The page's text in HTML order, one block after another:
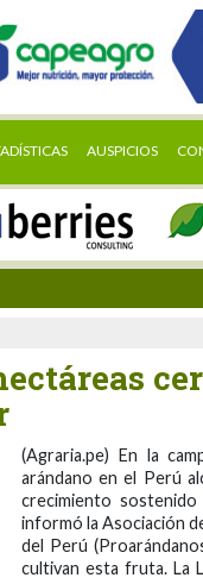
AUSPICIOS
(Agraria.pe) En la
arándano en el Perú
crecimiento
informó la Asociación
del Perú
cultivan esta fruta. La